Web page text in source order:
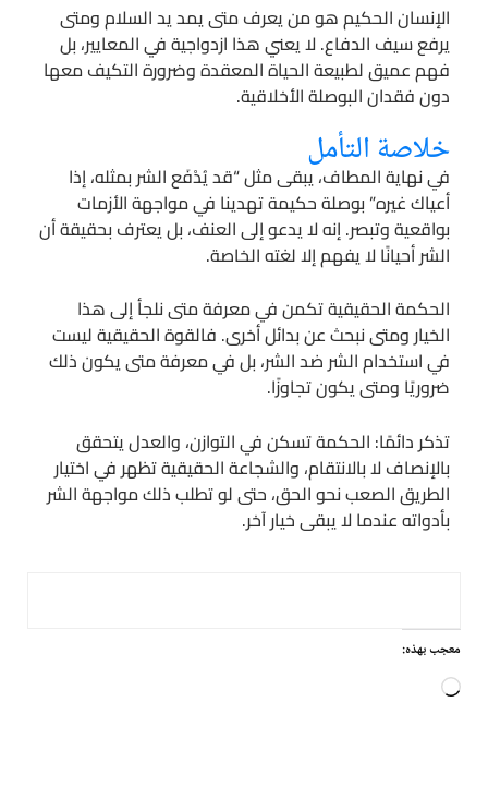
الإنسان الحكيم هو من يعرف متى يمد يد السلام ومتى
يرفع سيف الدفاع. لا يعني هذا ازدواجية في المعايير، بل
فهم عميق لطبيعة الحياة المعقدة وضرورة التكيف معها
دون فقدان البوصلة الأخلاقية.
خلاصة التأمل
في نهاية المطاف، يبقى مثل “قد يُدْفَع الشر بمثله، إذا
أعياك غيره” بوصلة حكيمة تهدينا في مواجهة الأزمات
بواقعية وتبصر. إنه لا يدعو إلى العنف، بل يعترف بحقيقة أن
الشر أحيانًا لا يفهم إلا لغته الخاصة.
الحكمة الحقيقية تكمن في معرفة متى نلجأ إلى هذا
الخيار ومتى نبحث عن بدائل أخرى. فالقوة الحقيقية ليست
في استخدام الشر ضد الشر، بل في معرفة متى يكون ذلك
ضروريًا ومتى يكون تجاوزًا.
تذكر دائمًا: الحكمة تسكن في التوازن، والعدل يتحقق
بالإنصاف لا بالانتقام، والشجاعة الحقيقية تظهر في اختيار
الطريق الصعب نحو الحق، حتى لو تطلب ذلك مواجهة الشر
بأدواته عندما لا يبقى خيار آخر.
معجب بهذه:
جاري